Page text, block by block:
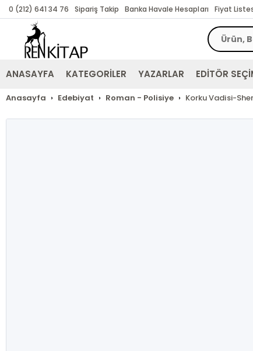
0 (212) 641 34 76 Sipariş Takip Banka Havale Hesapları Fiyat
ANASAYFA KATEGORİLER YAZARLAR EDİTÖR
Anasayfa Edebiyat Roman - Polisiye Korku Vadisi-